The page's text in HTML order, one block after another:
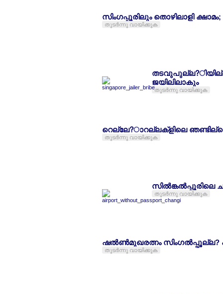
സിംഗപ്പൂരിലും തൊഴിലാളി
തുടര്‍ന്നു വായിക്കുക
ജയിലിലാകും
തുടര്‍ന്നു വായിക്കുക
റെല്ലേ?ാറല്ലക്ളിലെ
തുടര്‍ന്നു വായിക്കുക
സില്‍ങ്കല്‍പ്പൂരിലെ
തുടര്‍ന്നു വായിക്കുക
ഷല്‍ണ്‍മുഖരത്നം സിംഗല്‍പ്പൂല്ല?
തുടര്‍ന്നു വായിക്കുക